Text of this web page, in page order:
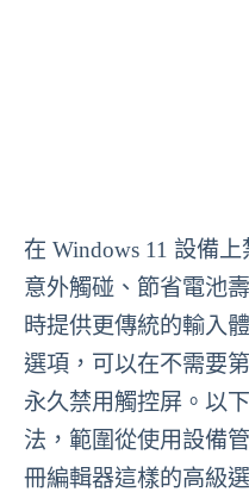
在 Windows 11 設備
意外觸碰、節省電池
時提供更傳統的輸入
選項，可以在不需要
永久禁用觸控屏。以
法，範圍從使用設備
冊編輯器這樣的高級